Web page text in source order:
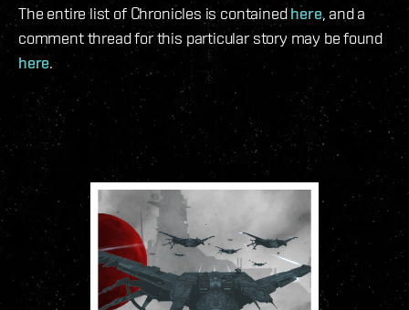
The entire list of Chronicles is containedhere, and a
comment thread for this particular story may be found
here.